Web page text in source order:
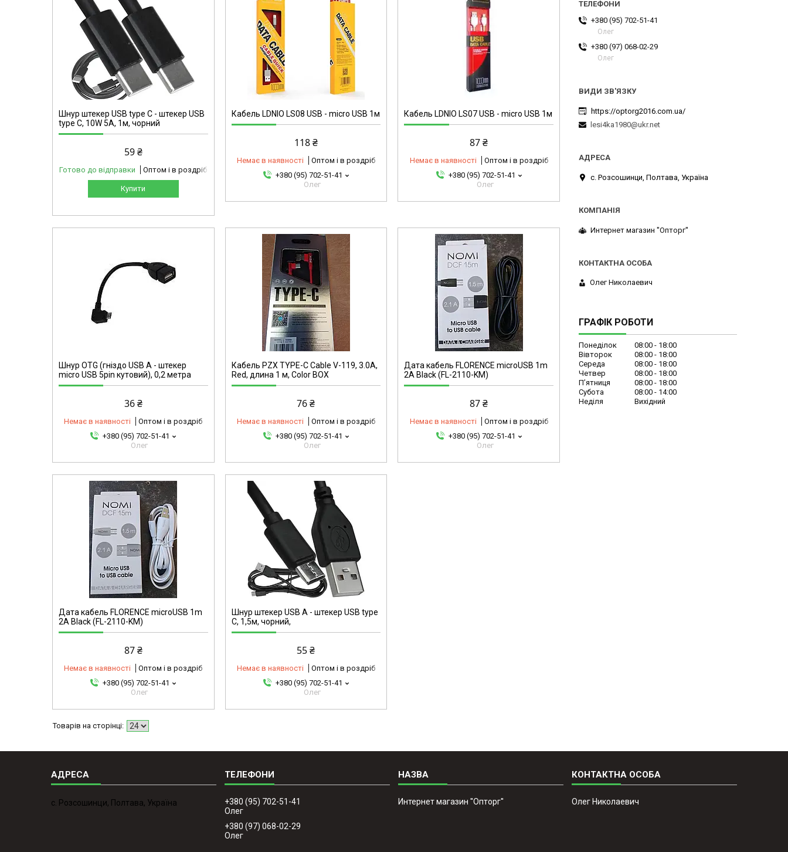
Шнур штекер USB type C - штекер USB
type C, 10W 5А, 1м, чорний
59 ₴
Готово до відправки Оптом і в роздріб
Купити
5431-5
Кабель LDNIO LS08 USB - micro USB 1м
118 ₴
Немає в наявності
Оптом і в роздріб
+380 (95) 702-51-41
Олег
Кабель LDNIO LS07 USB - micro USB 1м
87 ₴
Немає в наявності
Оптом і в роздріб
+380 (95) 702-51-41
Олег
Шнур OTG (гніздо USB A - штекер
micro USB 5pin кутовий), 0,2 метра
36 ₴
Немає в наявності
Оптом і в роздріб
+380 (95) 702-51-41
Олег
Кабель PZX TYPE-C Cable V-119, 3.0A,
Red, длина 1 м, Color BOX
76 ₴
Немає в наявності
Оптом і в роздріб
+380 (95) 702-51-41
Олег
316196
Дата кабель FLORENCE microUSB 1m
2A Black (FL-2110-KM)
87 ₴
Немає в наявності
Оптом і в роздріб
+380 (95) 702-51-41
Олег
Дата кабель FLORENCE microUSB 1m
2A Black (FL-2110-KM)
87 ₴
Немає в наявності
Оптом і в роздріб
+380 (95) 702-51-41
Олег
5-1232
Шнур штекер USB A - штекер USB type
C, 1,5м, чорний,
55 ₴
Немає в наявності
Оптом і в роздріб
+380 (95) 702-51-41
Олег
+380 (95) 702-51-41
Олег
+380 (97) 068-02-29
Олег
https://optorg2016.com.ua/
lesi4ka1980@ukr.net
с. Розсошинци, Полтава, Україна
Интернет магазин ''Опторг''
Олег Николаевич
ГРАФІК РОБОТИ
Понеділок 08:00
18:00
Вівторок
08:00
18:00
Середа
08:00
18:00
Четвер
08:00
18:00
Пʼятниця
08:00
18:00
Субота
08:00
14:00
Неділя
Вихідний
с. Розсошинци, Полтава, Україна
+380 (95) 702-51-41
Олег
+380 (97) 068-02-29
Олег
Интернет магазин ''Опторг'' Олег Николаевич